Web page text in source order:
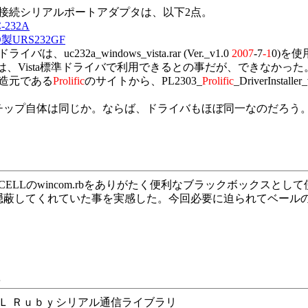
続シリアルポートアダプタは、以下2点。
232A
URS232GF
イバは、uc232a_windows_vista.rar (Ver._v1.0 2007-7-10)を使
、Vista標準ドライバで利用できるとの事だが、できなかった
元であるProlificのサイトから、PL2303_ Prolific
プ自体は同じか。ならば、ドライバもほぼ同一なのだろう
のwincom.rbをありがたく便利なブラックボックスとし
してくれていた事を実感した。今回必要に迫られてベール
Ｒｕｂｙシリアル通信ライブラリ